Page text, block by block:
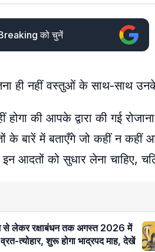
को चुनें
ही नहीं वस्तुओं के साथ-साथ
होगा की आपके द्वारा की गई
के बारें में बताएँगे जो कहीं न कहीं
आदतों को सुधार लेना चाहिए,
से लेकर रक्षाबंधन तक अगस्त 2026 में
त्योहार, शुरू होगा भाद्रपद माह, देखें